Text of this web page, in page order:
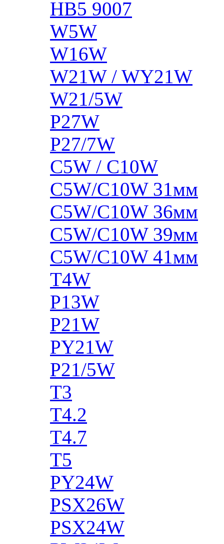
HB5 9007
W5W
W16W
W21W / WY21W
W21/5W
P27W
P27/7W
C5W / C10W
C5W/C10W 31мм
C5W/C10W 36мм
C5W/C10W 39мм
C5W/C10W 41мм
T4W
P13W
P21W
PY21W
P21/5W
T3
T4.2
T4.7
T5
PY24W
PSX26W
PSX24W